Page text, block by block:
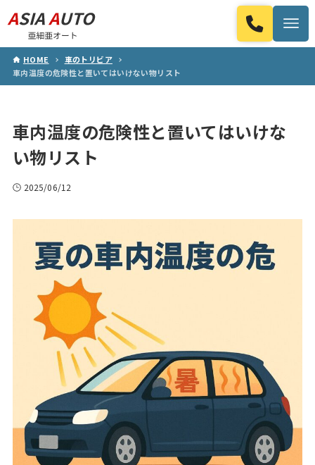
HOME
車のトリビア
車内温度の危険性と置いてはいけない物リスト
車内温度の危険性と置いてはいけな
い物リスト
2025/06/12